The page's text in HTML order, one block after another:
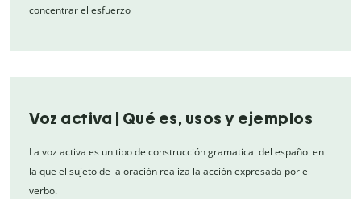
concentrar el esfuerzo
Voz activa | Qué es, usos y ejemplos
La voz activa es un tipo de construcción gramatical del español en
la que el sujeto de la oración realiza la acción expresada por el
verbo.